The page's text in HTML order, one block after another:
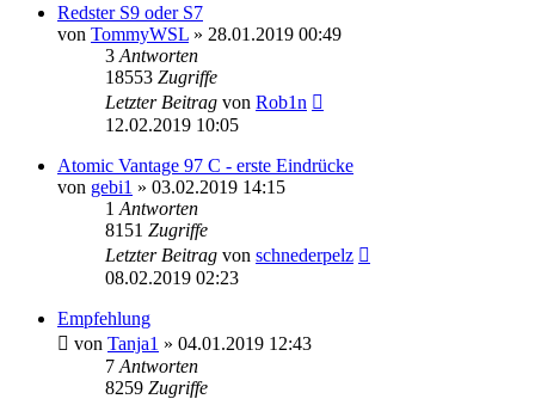
Redster S9 oder S7
von TommyWSL » 28.01.2019 00:49
3 Antworten
18553 Zugriffe
Letzter Beitrag von Rob1n
12.02.2019 10:05
Atomic Vantage 97 C - erste Eindrücke
von gebi1 » 03.02.2019 14:15
1 Antworten
8151 Zugriffe
Letzter Beitrag von schnederpelz
08.02.2019 02:23
Empfehlung
von Tanja1 » 04.01.2019 12:43
7 Antworten
8259 Zugriffe